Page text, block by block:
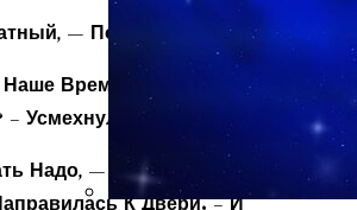
— Пояснила Алина.
Время Что-То
Усмехнулся Никита.
Надо, — Улыбнулась